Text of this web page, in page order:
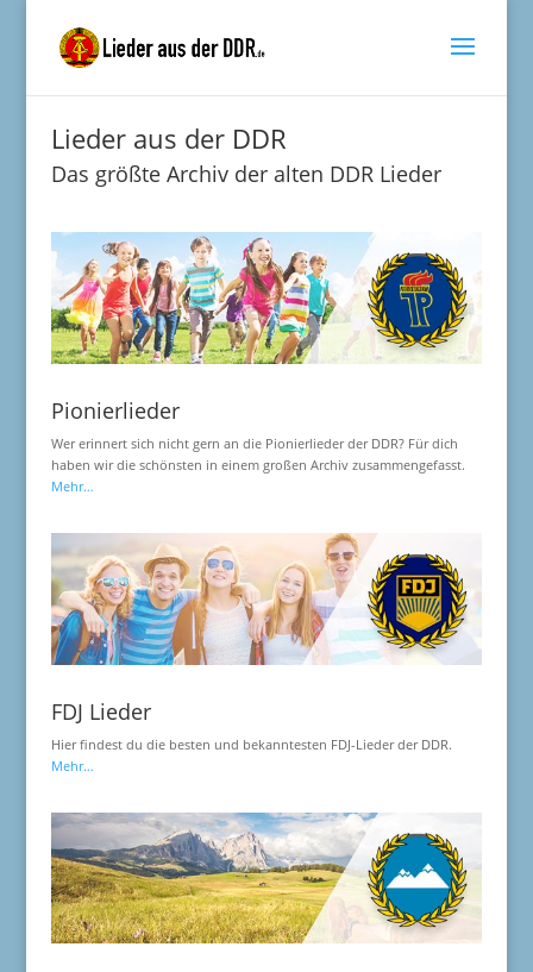
Lieder aus der DDR
Das größte Archiv der alten DDR Lieder
Pionierlieder
Wer erinnert sich nicht gern an die Pionierlieder der DDR? Für dich
haben wir die schönsten in einem großen Archiv zusammengefasst.
Mehr…
FDJ Lieder
Hier findest du die besten und bekanntesten FDJ-Lieder der DDR.
Mehr…